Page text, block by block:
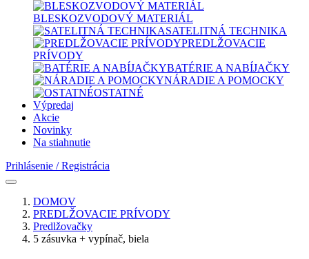
BLESKOZVODOVÝ MATERIÁL
SATELITNÁ TECHNIKA
PREDLŽOVACIE
PRÍVODY
BATÉRIE A NABÍJAČKY
NÁRADIE A POMOCKY
OSTATNÉ
Výpredaj
Akcie
Novinky
Na stiahnutie
Prihlásenie / Registrácia
DOMOV
PREDLŽOVACIE PRÍVODY
Predlžovačky
5 zásuvka + vypínač, biela